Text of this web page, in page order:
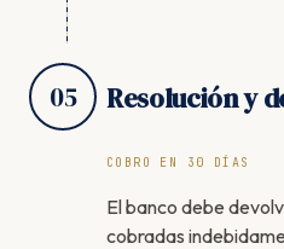
05 Resolución y
COBRO EN 30 DÍAS
El banco debe
cobradas